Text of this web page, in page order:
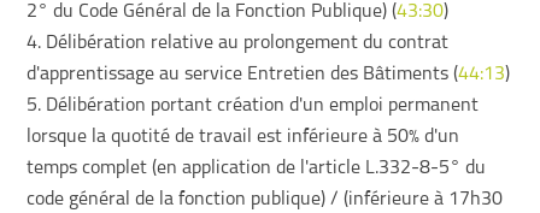
2° du Code Général de la Fonction Publique) (43:30)
4. Délibération relative au prolongement du contrat
d'apprentissage au service Entretien des Bâtiments (44:13)
5. Délibération portant création d'un emploi permanent
lorsque la quotité de travail est inférieure à 50% d'un
temps complet (en application de l'article L.332-8-5° du
code général de la fonction publique) / (inférieure à 17h30